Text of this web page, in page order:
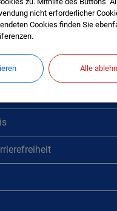
Links
nicht erforderlicher
Cookies finden Sie
Alle